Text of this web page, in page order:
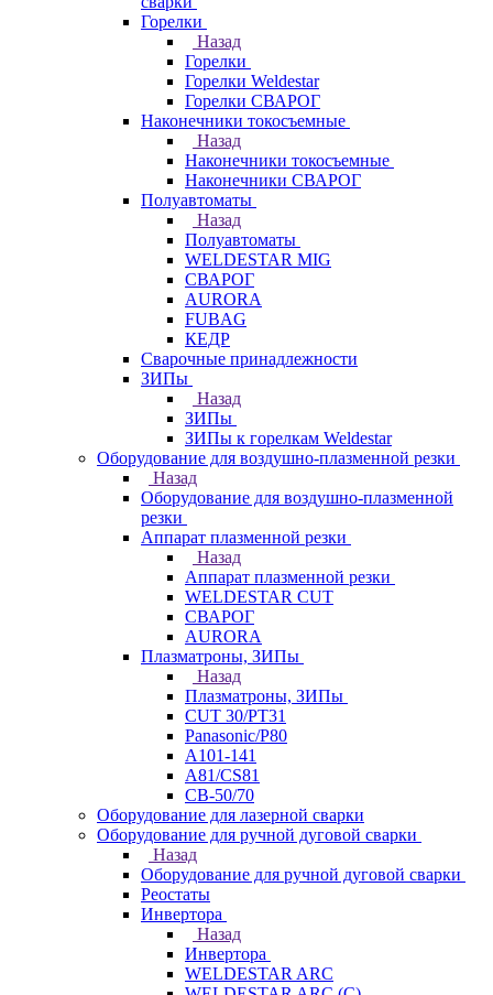
Горелки
Назад
Горелки
Горелки Weldestar
Горелки СВАРОГ
Наконечники токосъемные
Назад
Наконечники токосъемные
Наконечники СВАРОГ
Полуавтоматы
Назад
Полуавтоматы
WELDESTAR MIG
СВАРОГ
AURORA
FUBAG
КЕДР
Сварочные принадлежности
ЗИПы
Назад
ЗИПы
ЗИПы к горелкам Weldestar
Оборудование для воздушно-плазменной резки
Назад
Оборудование для воздушно-плазменной
резки
Аппарат плазменной резки
Назад
Аппарат плазменной резки
WELDESTAR CUT
СВАРОГ
AURORA
Плазматроны, ЗИПы
Назад
Плазматроны, ЗИПы
CUT 30/PT31
Panasonic/P80
А101-141
А81/CS81
СВ-50/70
Оборудование для лазерной сварки
Оборудование для ручной дуговой сварки
Назад
Оборудование для ручной дуговой сварки
Реостаты
Инвертора
Назад
Инвертора
WELDESTAR ARC